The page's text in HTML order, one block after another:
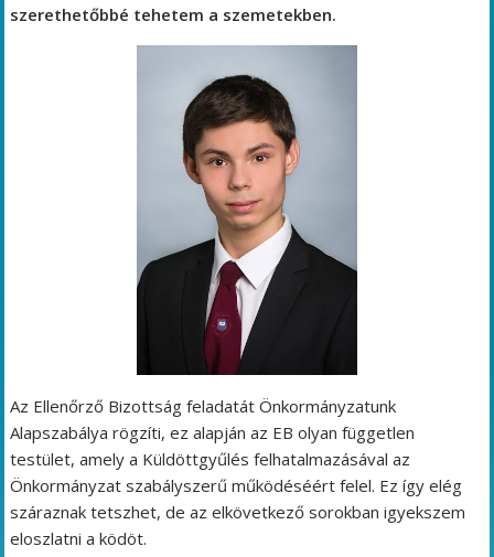
szerethetőbbé tehetem a szemetekben.
Az Ellenőrző Bizottság feladatát Önkormányzatunk
Alapszabálya rögzíti, ez alapján az EB olyan független
testület, amely a Küldöttgyűlés felhatalmazásával az
Önkormányzat szabályszerű működéséért felel. Ez így elég
száraznak tetszhet, de az elkövetkező sorokban igyekszem
eloszlatni a ködöt.